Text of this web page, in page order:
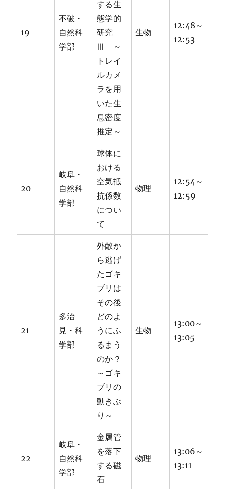
19
不破・
自然科
学部
する生
態学的
研究
Ⅲ ～
トレイ
ルカメ
ラを用
いた生
息密度
推定～
生物
12:48～
12:53
20
岐阜・
自然科
学部
球体に
おける
空気抵
抗係数
につい
て
物理
12:54～
12:59
21
多治
見・科
学部
外敵か
ら逃げ
たゴキ
ブリは
その後
どのよ
うにふ
るまう
のか？
～ゴキ
ブリの
動きぶ
り～
生物
13:00～
13:05
22
岐阜・
自然科
学部
金属管
を落下
する磁
石
物理
13:06～
13:11